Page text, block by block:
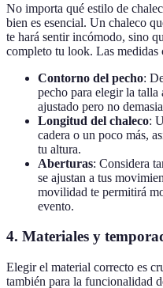
No importa qué estilo de
bien es esencial. Un chaleco
te hará sentir incómodo, sino
completo tu look. Las medidas
Contorno del pecho:
pecho para elegir la talla
ajustado pero no
Longitud del chaleco:
cadera o un poco más,
tu altura.
Aberturas: Considera
se ajustan a tus
movilidad te permitirá
evento.
4. Materiales y
Elegir el material correcto es
también para la funcionalidad